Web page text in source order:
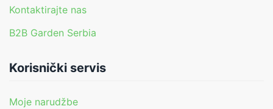
Kontaktirajte nas
B2B Garden Serbia
Korisnički servis
Moje narudžbe